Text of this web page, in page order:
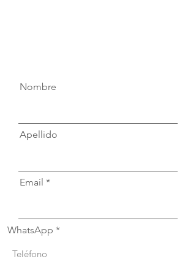
Nombre
Apellido
Email
WhatsApp